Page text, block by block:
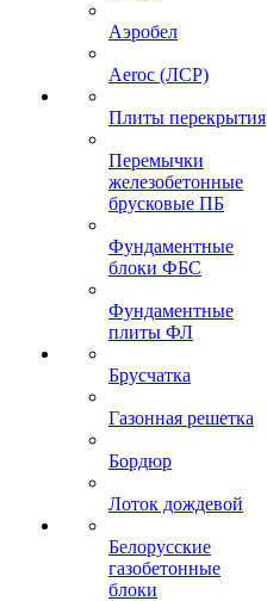
Аэробел
Aeroc (ЛСР)
Плиты перекрытия
Перемычки
железобетонные
брусковые ПБ
Фундаментные
блоки ФБС
Фундаментные
плиты ФЛ
Брусчатка
Газонная решетка
Бордюр
Лоток дождевой
Белорусские
газобетонные
блоки